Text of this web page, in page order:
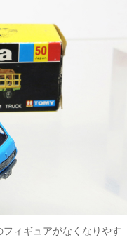
ィギュアがなくなりやす